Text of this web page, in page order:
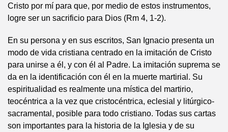
Cristo por mí para que, por medio de estos instrumentos,
logre ser un sacrificio para Dios (Rm 4, 1-2).
En su persona y en sus escritos, San Ignacio presenta un
modo de vida cristiana centrado en la imitación de Cristo
para unirse a él, y con él al Padre. La imitación suprema se
da en la identificación con él en la muerte martirial. Su
espiritualidad es realmente una mística del martirio,
teocéntrica a la vez que cristocéntrica, eclesial y litúrgico-
sacramental, posible para todo cristiano. Todas sus cartas
son importantes para la historia de la Iglesia y de su